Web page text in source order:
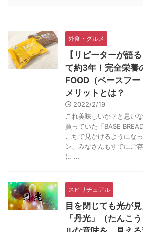
外食・グルメ
【リピーターが語
て約3年！完全栄養
FOOD（ベースフ
メリットとは？
2022/2/19
これ美味しいか？と思い
買っていた「BASE
こちで見かけるようにな
ン、みなさんもすでにご
に ...
スピリチュアル
目を閉じても光が
「丹光」（たんこ